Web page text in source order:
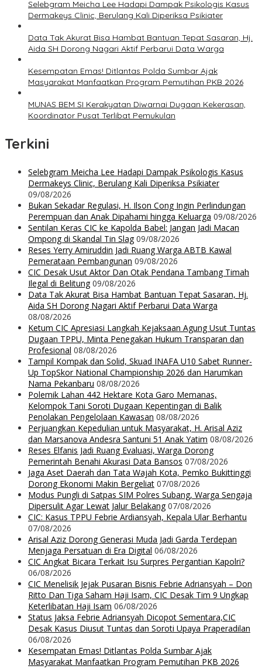
Selebgram Meicha Lee Hadapi Dampak Psikologis Kasus
Dermakeys Clinic, Berulang Kali Diperiksa Psikiater
Data Tak Akurat Bisa Hambat Bantuan Tepat Sasaran, Hj.
Aida SH Dorong Nagari Aktif Perbarui Data Warga
Kesempatan Emas! Ditlantas Polda Sumbar Ajak
Masyarakat Manfaatkan Program Pemutihan PKB 2026
MUNAS BEM SI Kerakyatan Diwarnai Dugaan Kekerasan,
Koordinator Pusat Terlibat Pemukulan
Terkini
Selebgram Meicha Lee Hadapi Dampak Psikologis Kasus
Dermakeys Clinic, Berulang Kali Diperiksa Psikiater
09/08/2026
Bukan Sekadar Regulasi, H. Ilson Cong Ingin Perlindungan
Perempuan dan Anak Dipahami hingga Keluarga 09/08/2026
Sentilan Keras CIC ke Kapolda Babel: Jangan Jadi Macan
Ompong di Skandal Tin Slag 09/08/2026
Reses Yerry Amiruddin Jadi Ruang Warga ABTB Kawal
Pemerataan Pembangunan 09/08/2026
CIC Desak Usut Aktor Dan Otak Pendana Tambang Timah
Ilegal di Belitung 09/08/2026
Data Tak Akurat Bisa Hambat Bantuan Tepat Sasaran, Hj.
Aida SH Dorong Nagari Aktif Perbarui Data Warga
08/08/2026
Ketum CIC Apresiasi Langkah Kejaksaan Agung Usut Tuntas
Dugaan TPPU, Minta Penegakan Hukum Transparan dan
Profesional 08/08/2026
Tampil Kompak dan Solid, Skuad INAFA U10 Sabet Runner-
Up TopSkor National Championship 2026 dan Harumkan
Nama Pekanbaru 08/08/2026
Polemik Lahan 442 Hektare Kota Garo Memanas,
Kelompok Tani Soroti Dugaan Kepentingan di Balik
Penolakan Pengelolaan Kawasan 08/08/2026
Perjuangkan Kepedulian untuk Masyarakat, H. Arisal Aziz
dan Marsanova Andesra Santuni 51 Anak Yatim 08/08/2026
Reses Elfanis Jadi Ruang Evaluasi, Warga Dorong
Pemerintah Benahi Akurasi Data Bansos 07/08/2026
Jaga Aset Daerah dan Tata Wajah Kota, Pemko Bukittinggi
Dorong Ekonomi Makin Bergeliat 07/08/2026
Modus Pungli di Satpas SIM Polres Subang, Warga Sengaja
Dipersulit Agar Lewat Jalur Belakang 07/08/2026
CIC: Kasus TPPU Febrie Ardiansyah, Kepala Ular Berhantu
07/08/2026
Arisal Aziz Dorong Generasi Muda Jadi Garda Terdepan
Menjaga Persatuan di Era Digital 06/08/2026
CIC Angkat Bicara Terkait Isu Surpres Pergantian Kapolri?
06/08/2026
CIC Menelisik Jejak Pusaran Bisnis Febrie Adriansyah – Don
Ritto Dan Tiga Saham Haji Isam, CIC Desak Tim 9 Ungkap
Keterlibatan Haji Isam 06/08/2026
Status Jaksa Febrie Adriansyah Dicopot Sementara,CIC
Desak Kasus Diusut Tuntas dan Soroti Upaya Praperadilan
06/08/2026
Kesempatan Emas! Ditlantas Polda Sumbar Ajak
Masyarakat Manfaatkan Program Pemutihan PKB 2026